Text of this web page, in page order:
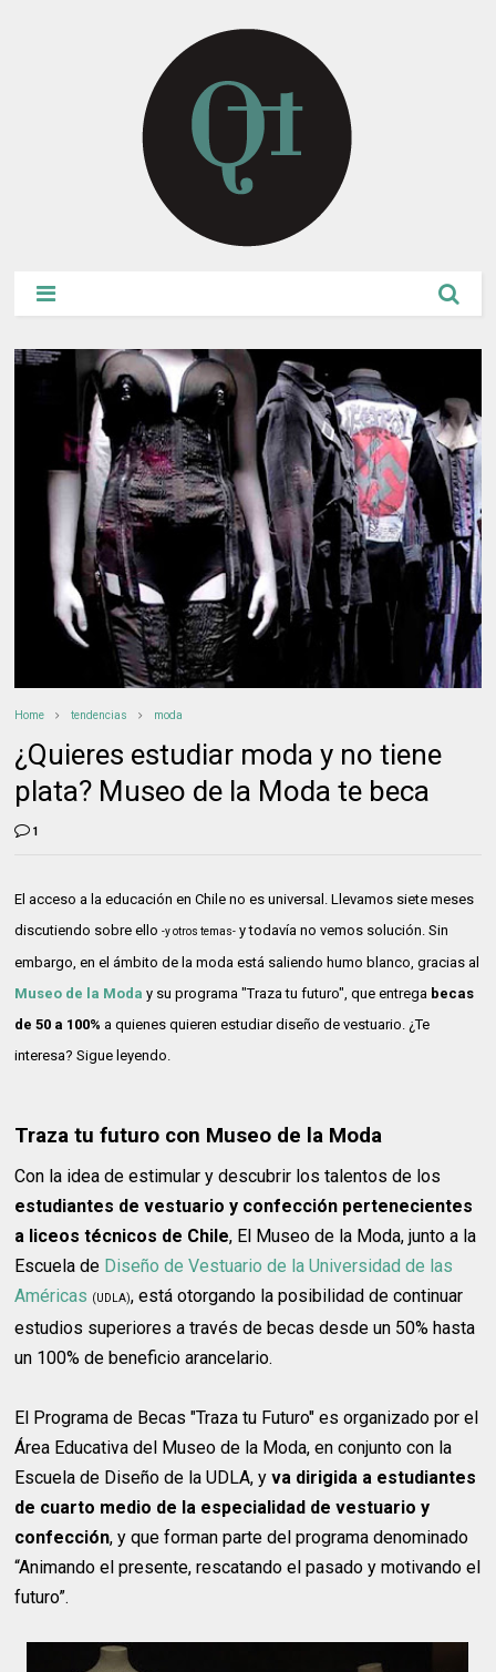
Home tendencias moda
¿Quieres estudiar moda y no tiene
plata? Museo de la Moda te beca
1
El acceso a la educación en Chile no es universal. Llevamos siete meses
discutiendo sobre ello-y otros temas- y todavía no vemos solución. Sin
embargo, en el ámbito de la moda está saliendo humo blanco, gracias al
Museo de la Moda y su programa "Traza tu futuro", que entrega becas
de 50 a 100% a quienes quieren estudiar diseño de vestuario. ¿Te
interesa? Sigue leyendo.
Traza tu futuro con Museo de la Moda
Con la idea de estimular y descubrir los talentos de los
estudiantes de vestuario y confección pertenecientes
a liceos técnicos de Chile, El Museo de la Moda, junto a la
Escuela de Diseño de Vestuario de la Universidad de las
Américas (UDLA), está otorgando la posibilidad de continuar
estudios superiores a través de becas desde un 50% hasta
un 100% de beneficio arancelario.
El Programa de Becas "Traza tu Futuro" es organizado por el
Área Educativa del Museo de la Moda, en conjunto con la
Escuela de Diseño de la UDLA, yva dirigida a estudiantes
de cuarto medio de la especialidad de vestuario y
confección, y que forman parte del programa denominado
“Animando el presente, rescatando el pasado y motivando el
futuro”.